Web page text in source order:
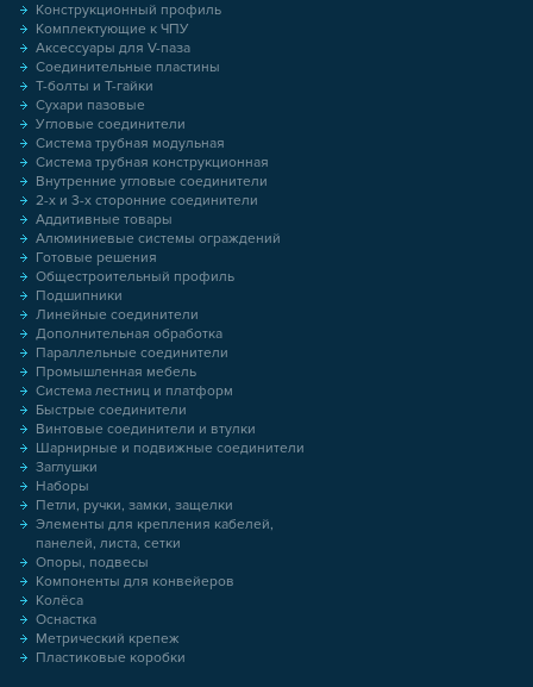
Конструкционный профиль
Комплектующие к ЧПУ
Аксессуары для V-паза
Соединительные пластины
Т-болты и Т-гайки
Сухари пазовые
Угловые соединители
Система трубная модульная
Система трубная конструкционная
Внутренние угловые соединители
2-х и 3-х сторонние соединители
Аддитивные товары
Алюминиевые системы ограждений
Готовые решения
Общестроительный профиль
Подшипники
Линейные соединители
Дополнительная обработка
Параллельные соединители
Промышленная мебель
Система лестниц и платформ
Быстрые соединители
Винтовые соединители и втулки
Шарнирные и подвижные соединители
Заглушки
Наборы
Петли, ручки, замки, защелки
Элементы для крепления кабелей,
панелей, листа, сетки
Опоры, подвесы
Компоненты для конвейеров
Колёса
Оснастка
Метрический крепеж
Пластиковые коробки